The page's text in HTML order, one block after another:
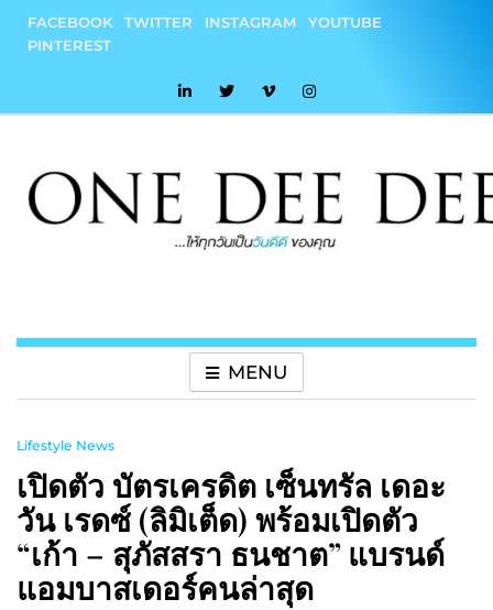
content
FACEBOOK TWITTER INSTAGRAM
YOUTUBE
PINTEREST
MENU
Lifestyle News
เปิดตัว บัตรเครดิต เซ็นทรัล เดอะ
วัน เรดซ์ (ลิมิเต็ด) พร้อมเปิดตัว
“เก้า – สุภัสสรา ธนชาต” แบรนด์
แอมบาสเดอร์คนล่าสุด